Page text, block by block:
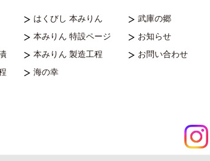
はくびし 本みりん
本みりん 特設ページ
本みりん 製造工程
海の幸
武庫の郷
お知らせ
お問い合わせ